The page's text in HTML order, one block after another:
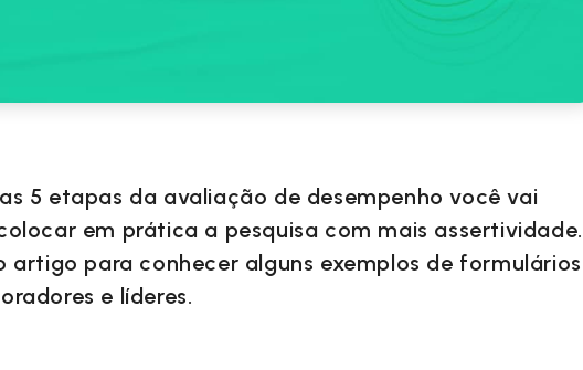
5 etapas da avaliação de desempenho você vai
em prática a pesquisa com mais assertividade.
artigo para conhecer alguns exemplos de formulários
e líderes.